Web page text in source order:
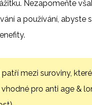
Nezapomeňte
a používání, abyste
mezi suroviny,
pro anti age &